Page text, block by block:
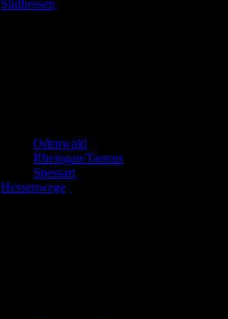
Südhessen
Odenwald
Rheingau/Taunus
Spessart
Hessenwege